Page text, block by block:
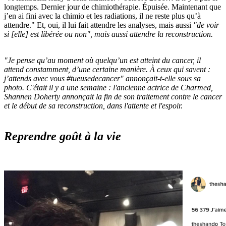
longtemps. Dernier jour de chimiothérapie. Épuisée. Maintenant que
j’en ai fini avec la chimio et les radiations, il ne reste plus qu’à
attendre." Et, oui, il lui fait attendre les analyses, mais aussi "de voir
si [elle] est libérée ou non", mais aussi attendre la reconstruction.
"Je pense qu’au moment où quelqu’un est atteint du cancer, il
attend constamment, d’une certaine manière. À ceux qui savent :
j’attends avec vous #tueusedecancer" annonçait-t-elle sous sa
photo. C'était il y a une semaine : l'ancienne actrice de Charmed,
Shannen Doherty annonçait la fin de son traitement contre le cancer
et le début de sa reconstruction, dans l'attente et l'espoir.
Reprendre goût à la vie